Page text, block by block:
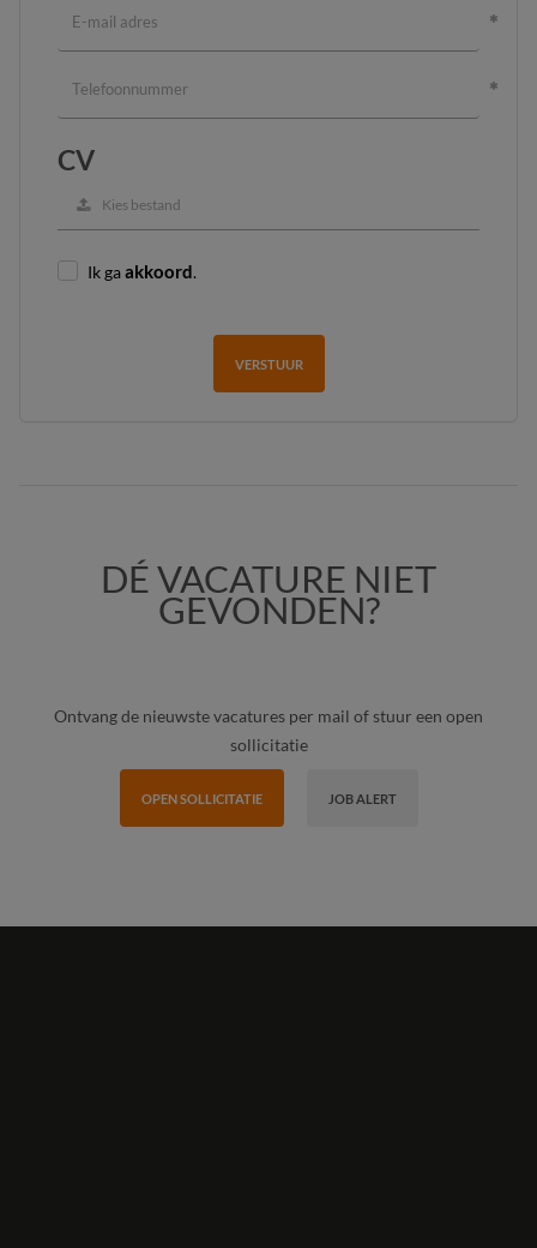
CV
Kies bestand
Ik gaakkoord.
VERSTUUR
DÉ VACATURE NIET
GEVONDEN?
Ontvang de nieuwste vacatures per mail of stuur een open
sollicitatie
OPEN SOLLICITATIE JOB ALERT